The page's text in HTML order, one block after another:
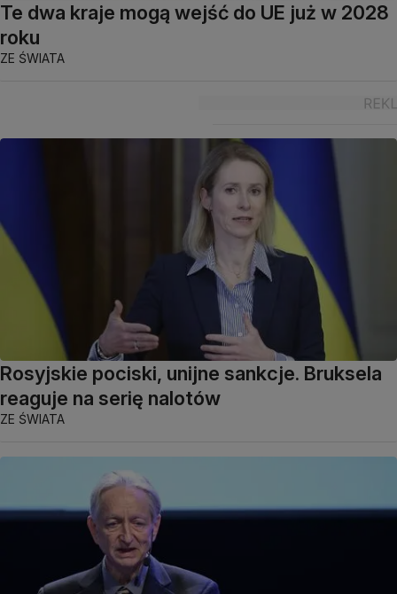
Te dwa kraje mogą wejść do UE już w 2028
roku
ZE ŚWIATA
Rosyjskie pociski, unijne sankcje. Bruksela
reaguje na serię nalotów
ZE ŚWIATA